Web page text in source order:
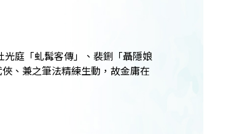
庭「虬髯客傳」、裴鉶「聶隱娘
、兼之筆法精練生動，故金庸在